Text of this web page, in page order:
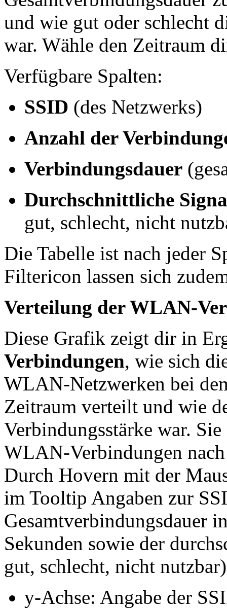
und wie gut oder schlecht
war. Wähle den Zeitraum
Verfügbare Spalten:
SSID (des Netzwerks)
Anzahl der
Verbindungsdauer
Durchschnittliche
gut, schlecht, nicht
Die Tabelle ist nach jeder
Filtericon lassen sich
Verteilung der WLAN-
Diese Grafik zeigt dir in
Verbindungen, wie sich
WLAN-Netzwerken bei
Zeitraum verteilt und wie
Verbindungsstärke war.
WLAN-Verbindungen
Durch Hovern mit der
im Tooltip Angaben zur
Gesamtverbindungsdauer
Sekunden sowie der
gut, schlecht, nicht
y-Achse: Angabe der